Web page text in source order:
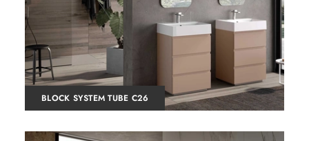
BLOCK SYSTEM TUBE C26